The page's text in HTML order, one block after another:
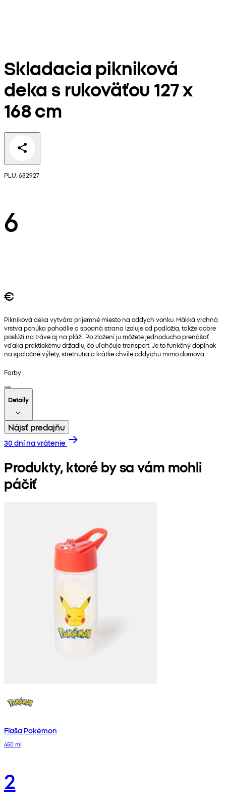
Skladacia pikniková
deka s rukoväťou 127 x
168 cm
PLU: 632927
6
€
Pikniková deka vytvára príjemné miesto na oddych vonku. Mäkká vrchná
vrstva ponúka pohodlie a spodná strana izoluje od podložia, takže dobre
poslúži na tráve aj na pláži. Po zložení ju môžete jednoducho prenášať
vďaka praktickému držadlu, čo uľahčuje transport. Je to funkčný doplnok
na spoločné výlety, stretnutia a krátke chvíle oddychu mimo domova.
Farby
Detaily
Nájsť predajňu
30 dní na vrátenie
Produkty, ktoré by sa vám mohli
páčiť
Fľaša Pokémon
450 ml
2